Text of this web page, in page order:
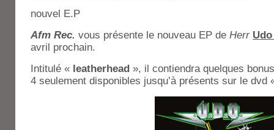
nouvel E.P
Afm Rec. vous présente le nouveau EP de Herr
avril prochain.
Intitulé « leatherhead », il contiendra quelques
4 seulement disponibles jusqu’à présents sur le dvd